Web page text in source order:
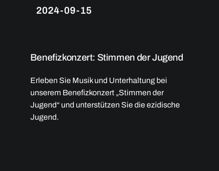
2024-09-15
Benefizkonzert: Stimmen der Jugend
Erleben Sie Musik und Unterhaltung bei
unserem Benefizkonzert „Stimmen der
Jugend“ und unterstützen Sie die ezidische
Jugend.